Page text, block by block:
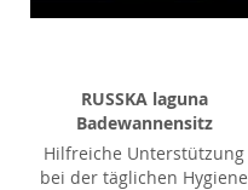
RUSSKA laguna
Badewannensitz
Hilfreiche Unterstützung
bei der täglichen Hygiene